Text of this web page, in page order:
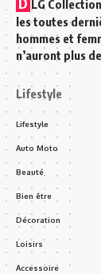
LG
les toutes
hommes et
n’auront plus
Lifestyle
Lifestyle
Auto Moto
Beauté
Bien être
Décoration
Loisirs
Accessoire